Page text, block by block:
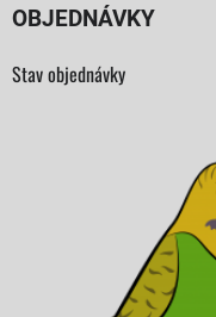
OBJEDNÁVKY
Stav objednávky